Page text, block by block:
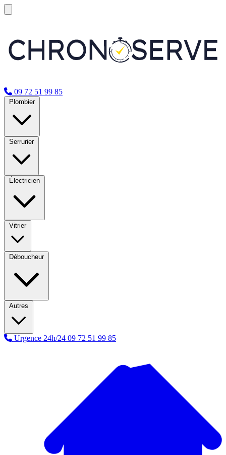
09 72 51 99 85
Plombier
Serrurier
Électricien
Vitrier
Déboucheur
Autres
Urgence 24h/24 09 72 51 99 85